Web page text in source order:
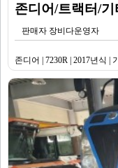
존디어/트랙터/기
판매자 장비다운영자
존디어 | 7230R | 2017년식 |